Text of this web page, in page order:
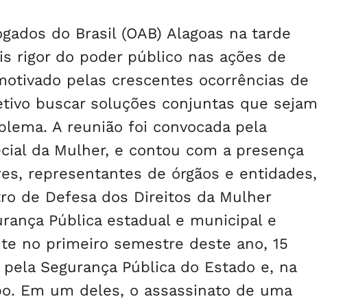
do Brasil (OAB) Alagoas na tarde
rigor do poder público nas ações de
pelas crescentes ocorrências de
buscar soluções conjuntas que sejam
A reunião foi convocada pela
da Mulher, e contou com a presença
representantes de órgãos e entidades,
de Defesa dos Direitos da Mulher
Pública estadual e municipal e
no primeiro semestre deste ano, 15
Segurança Pública do Estado e, na
Em um deles, o assassinato de uma